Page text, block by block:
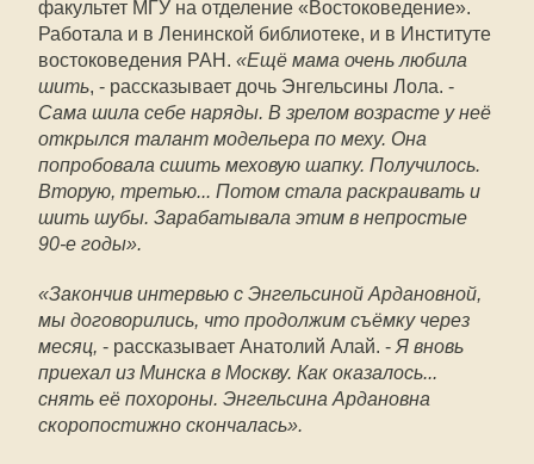
факультет МГУ на отделение «Востоковедение».
Работала и в Ленинской библиотеке, и в Институте
востоковедения РАН. «Ещё мама очень любила
шить, - рассказывает дочь Энгельсины Лола. -
Сама шила себе наряды. В зрелом возрасте у неё
открылся талант модельера по меху. Она
попробовала сшить меховую шапку. Получилось.
Вторую, третью... Потом стала раскраивать и
шить шубы. Зарабатывала этим в непростые
90-е годы».
«Закончив интервью с Энгельсиной Ардановной,
мы договорились, что продолжим съёмку через
месяц, - рассказывает Анатолий Алай. - Я вновь
приехал из Минска в Москву. Как оказалось...
снять её похороны. Энгельсина Ардановна
скоропостижно скончалась».